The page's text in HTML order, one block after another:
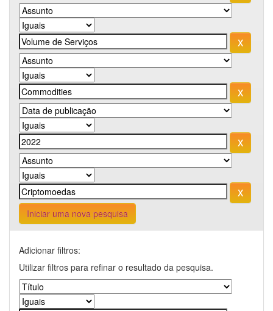
Iniciar uma nova pesquisa
Adicionar filtros:
Utilizar filtros para refinar o resultado da pesquisa.